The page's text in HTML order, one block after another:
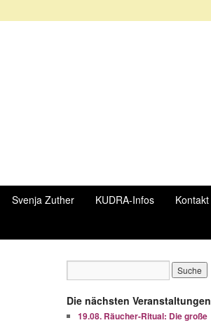
Svenja Zuther KUDRA-Infos
Kontakt
Die nächsten Veranstaltungen
19.08. Räucher-Ritual: Die große